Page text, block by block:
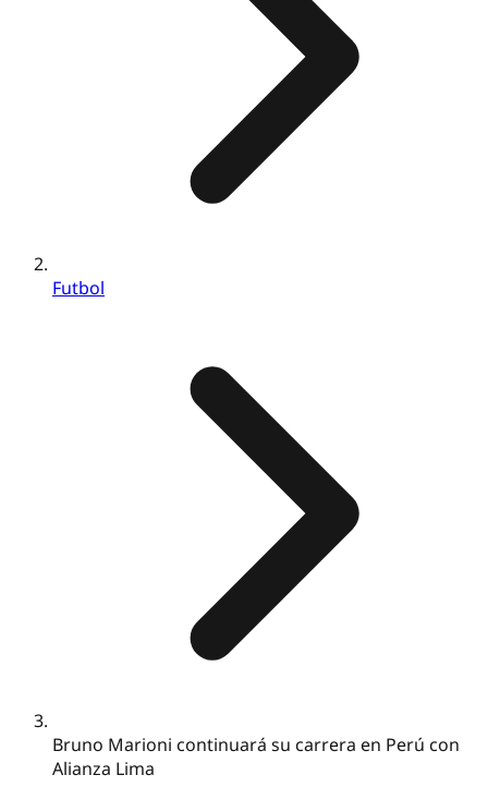
Futbol
Bruno Marioni continuará su carrera en Perú con
Alianza Lima